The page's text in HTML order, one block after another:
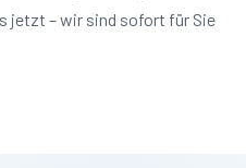
jetzt – wir sind sofort für Sie